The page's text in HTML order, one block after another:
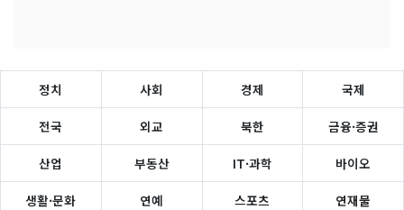
정치 사회 경제 국제
전국 외교 북한 금융·증권
산업 부동산 IT·과학 바이오
생활·문화 연예 스포츠 연재물